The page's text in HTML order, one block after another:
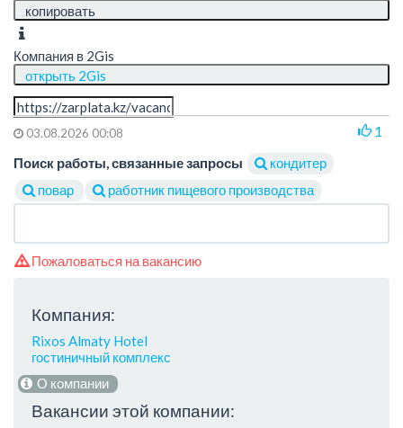
копировать
Компания в 2Gis
открыть 2Gis
03.08.2026 00:08
1
Поиск работы, связанные запросы
кондитер
повар
работник пищевого производства
Пожаловаться на вакансию
Компания:
Rixos Almaty Hotel
гостиничный комплекс
О компании
Вакансии этой компании: